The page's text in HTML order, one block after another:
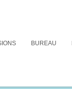
frappant d'un
le
autre Règle
BUREAU